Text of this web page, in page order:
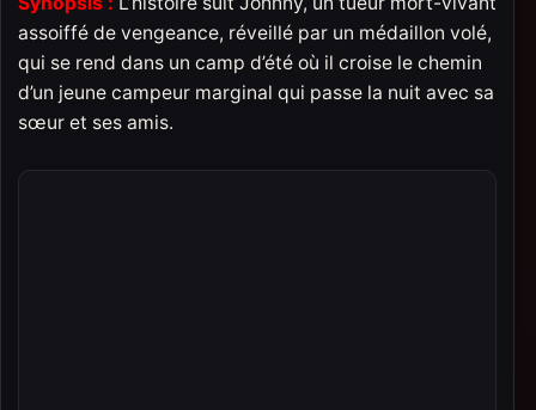
assoiffé de vengeance, réveillé par un médaillon volé,
qui se rend dans un camp d’été où il croise le chemin
d’un jeune campeur marginal qui passe la nuit avec sa
sœur et ses amis.